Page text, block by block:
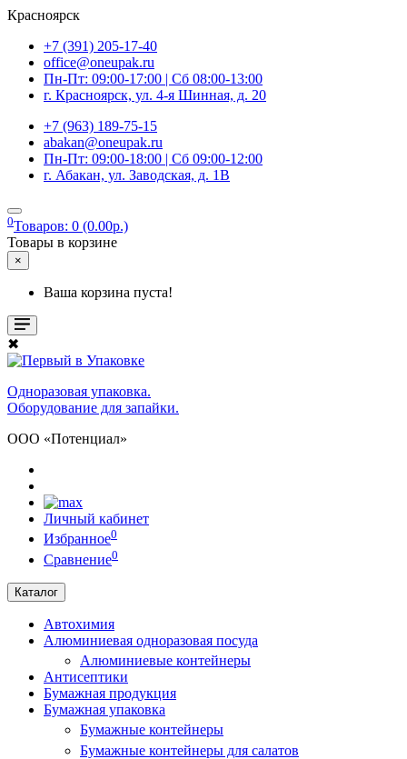
Красноярск
+7 (391) 205-17-40
office@oneupak.ru
Пн-Пт: 09:00-17:00 | Сб 08:00-13:00
г. Красноярск, ул. 4-я Шинная, д. 20
+7 (963) 189-75-15
abakan@oneupak.ru
Пн-Пт: 09:00-18:00 | Сб 09:00-12:00
г. Абакан, ул. Заводская, д. 1В
0Товаров: 0 (0.00р.)
Товары в корзине
×
Ваша корзина пуста!
✖
Одноразовая упаковка.
Оборудование для запайки.
ООО «Потенциал»
Личный кабинет
Избранное0
Сравнение0
Каталог
Автохимия
Алюминиевая одноразовая посуда
Алюминиевые контейнеры
Антисептики
Бумажная продукция
Бумажная упаковка
Бумажные контейнеры
Бумажные контейнеры для салатов